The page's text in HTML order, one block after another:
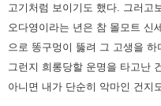
고기처럼 보이기도 했다. 그러고
오다영이라는 년은 참 몰모트 신
으로 똥구멍이 뚫려 그 고생을
그런지 희롱당할 운명을 타고난
아니면 내가 단순히 악마인 건지